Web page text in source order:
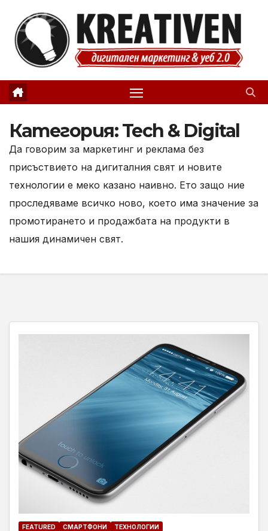
content
Категория:Tech & Digital
Да говорим за маркетинг и реклама без
присъствието на дигиталния свят и новите
технологии е меко казано наивно. Ето защо ние
проследяваме всичко ново, което има значение за
промотирането и продажбата на продукти в
нашия динамичен свят.
FEATURED СМАРТФОНИ ТЕХНОЛОГИИ